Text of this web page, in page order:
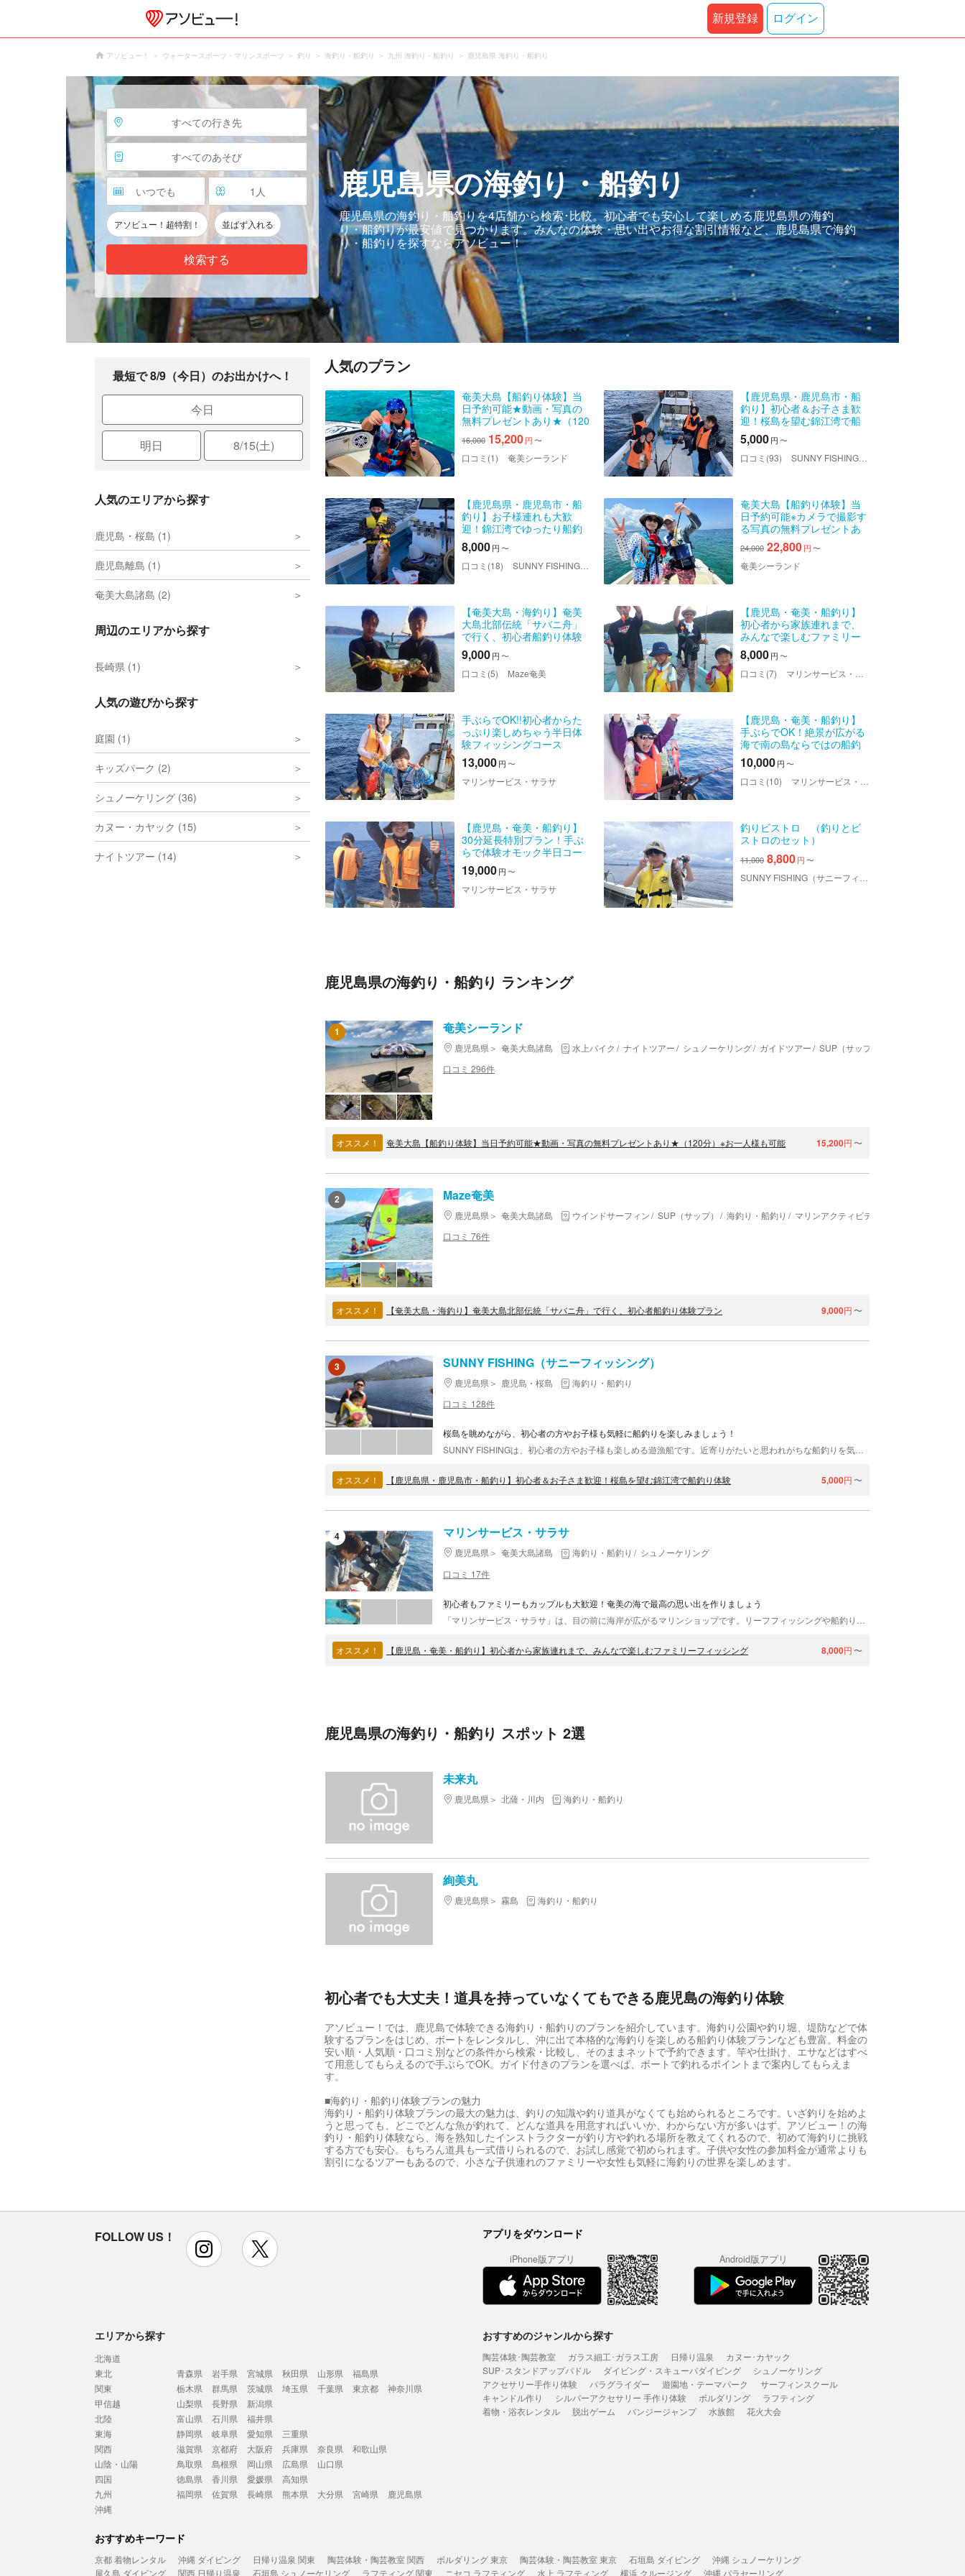
新規登録 ログイン
アソビュー！ ウォータースポーツ・マリンスポーツ 釣り 海釣り・船釣り 九州 海釣り・船釣り 鹿児島県 海釣り・船釣り
すべての行き先
すべてのあそび
いつでも 1 人
アソビュー！超特割！ 並ばず入れる
検索する
鹿児島県の海釣り・船釣り
鹿児島県の海釣り・船釣りを4店舗から検索･比較。初心者でも安心して楽しめる鹿児島県の海釣
り・船釣りが最安値で見つかります。みんなの体験・思い出やお得な割引情報など、鹿児島県で海釣
り・船釣りを探すならアソビュー！
最短で 8/9（今日）のお出かけへ！
今日
明日 8/15(土)
人気のエリアから探す
鹿児島・桜島 (1)
鹿児島離島 (1)
奄美大島諸島 (2)
周辺のエリアから探す
長崎県 (1)
人気の遊びから探す
庭園 (1)
キッズパーク (2)
シュノーケリング (36)
カヌー・カヤック (15)
ナイトツアー (14)
人気のプラン
奄美大島【船釣り体験】当
日予約可能★動画・写真の
無料プレゼントあり★（120
分）※お一人様も可能
16,000 15,200円 〜
口コミ(1) 奄美シーランド
【鹿児島県・鹿児島市・船
釣り】初心者＆お子さま歓
迎！桜島を望む錦江湾で船
釣り体験
5,000円 〜
口コミ(93) SUNNY FISHING（サニーフィッシング）
【鹿児島県・鹿児島市・船
釣り】お子様連れも大歓
迎！錦江湾でゆったり船釣
りプラン【6時間コース】
8,000円 〜
口コミ(18) SUNNY FISHING（サニーフィッシング）
奄美大島【船釣り体験】当
日予約可能※カメラで撮影す
る写真の無料プレゼントあ
り※（180分）※お一人様も可
能
24,000 22,800円 〜
奄美シーランド
【奄美大島・海釣り】奄美
大島北部伝統「サバニ舟」
で行く、初心者船釣り体験
プラン
9,000円 〜
口コミ(5) Maze奄美
【鹿児島・奄美・船釣り】
初心者から家族連れまで、
みんなで楽しむファミリー
フィッシング
8,000円 〜
口コミ(7) マリンサービス・サラサ
手ぶらでOK!!初心者からた
っぷり楽しめちゃう半日体
験フィッシングコース
13,000円 〜
マリンサービス・サラサ
【鹿児島・奄美・船釣り】
手ぶらでOK！絶景が広がる
海で南の島ならではの船釣
り体験
10,000円 〜
口コミ(10) マリンサービス・サラサ
【鹿児島・奄美・船釣り】
30分延長特別プラン！手ぶ
らで体験オモック半日コー
ス（期間限定割引）
19,000円 〜
マリンサービス・サラサ
釣りビストロ （釣りとビ
ストロのセット）
11,000 8,800円 〜
鹿児島県の海釣り・船釣り ランキング
1 奄美シーランド
鹿児島県 奄美大島諸島 水上バイク ナイトツアー シュノーケリング ガイドツアー SUP（サップ）
口コミ 296件
オススメ！ 奄美大島【船釣り体験】当日予約可能★動画・写真の無料プレゼントあり★（120分）※お一人様も可能 15,200円 〜
2 Maze奄美
鹿児島県 奄美大島諸島 ウインドサーフィン SUP（サップ） 海釣り・船釣り
マリンアクティビティ
口コミ 76件
オススメ！ 【奄美大島・海釣り】奄美大島北部伝統「サバニ舟」で行く、初心者船釣り体験プラン 9,000円 〜
3 SUNNY FISHING（サニーフィッシング）
鹿児島県 鹿児島・桜島
海釣り・船釣り
口コミ 128件
桜島を眺めながら、初心者の方やお子様も気軽に船釣りを楽しみましょう！
オススメ！ 【鹿児島県・鹿児島市・船釣り】初心者＆お子さま歓迎！桜島を望む錦江湾で船釣り体験 5,000円 〜
4 マリンサービス・サラサ
鹿児島県 奄美大島諸島 海釣り・船釣り
シュノーケリング
口コミ 17件
初心者もファミリーもカップルも大歓迎！奄美の海で最高の思い出を作りましょう
オススメ！ 【鹿児島・奄美・船釣り】初心者から家族連れまで、みんなで楽しむファミリーフィッシング 8,000円 〜
鹿児島県の海釣り・船釣り スポット 2選
未来丸
鹿児島県 北薩・川内 海釣り・船釣り
絢美丸
鹿児島県 霧島 海釣り・船釣り
初心者でも大丈夫！道具を持っていなくてもできる鹿児島の海釣り体験
アソビュー！では、鹿児島で体験できる海釣り・船釣りのプランを紹介しています。海釣り公園や釣り堀、堤防などで体
験するプランをはじめ、ボートをレンタルし、沖に出て本格的な海釣りを楽しめる船釣り体験プランなども豊富。料金の
安い順・人気順・口コミ別などの条件から検索・比較し、そのままネットで予約できます。竿や仕掛け、エサなどはすべ
て用意してもらえるので手ぶらでOK。ガイド付きのプランを選べば、ボートで釣れるポイントまで案内してもらえま
す。
■海釣り・船釣り体験プランの魅力
海釣り・船釣り体験プランの最大の魅力は、釣りの知識や釣り道具がなくても始められるところです。いざ釣りを始めよ
うと思っても、どこでどんな魚が釣れて、どんな道具を用意すればいいか、わからない方が多いはず。アソビュー！の海
釣り・船釣り体験なら、海を熟知したインストラクターが釣り方や釣れる場所を教えてくれるので、初めて海釣りに挑戦
する方でも安心。もちろん道具も一式借りられるので、お試し感覚で初められます。子供や女性の参加料金が通常よりも
割引になるツアーもあるので、小さな子供連れのファミリーや女性も気軽に海釣りの世界を楽しめます。
FOLLOW US！ instagram アプリをダウンロード
iPhone版アプリ Android版アプリ
エリアから探す
北海道
東北
青森県 岩手県 宮城県 秋田県 山形県
福島県
関東
栃木県 群馬県 茨城県 埼玉県 千葉県 東京都
神奈川県
甲信越
山梨県 長野県
新潟県
北陸
富山県 石川県
福井県
東海
静岡県 岐阜県 愛知県
三重県
関西
滋賀県 京都府 大阪府 兵庫県 奈良県
和歌山県
山陰・山陽
鳥取県 島根県 岡山県 広島県
山口県
四国
徳島県 香川県 愛媛県
高知県
九州
福岡県 佐賀県 長崎県 熊本県 大分県 宮崎県
鹿児島県
沖縄
おすすめのジャンルから探す
陶芸体験･陶芸教室 ガラス細工･ガラス工房 日帰り温泉
カヌー･カヤック
SUP･スタンドアップパドル
ダイビング・スキューバダイビング
シュノーケリング
アクセサリー手作り体験
パラグライダー 遊園地・テーマパーク
サーフィンスクール
キャンドル作り
シルバーアクセサリー 手作り体験 ボルダリング
ラフティング
着物・浴衣レンタル
脱出ゲーム バンジージャンプ 水族館 花火大会
おすすめキーワード
京都 着物レンタル 沖縄 ダイビング 日帰り温泉 関東 陶芸体験・陶芸教室 関西 ボルダリング 東京 陶芸体験・陶芸教室 東京 石垣島 ダイビング
沖縄 シュノーケリング
屋久島 ダイビング
関西 日帰り温泉 石垣島 シュノーケリング ラフティング 関東 ニセコ ラフティング 水上 ラフティング 横浜 クルージング 沖縄 パラセーリング